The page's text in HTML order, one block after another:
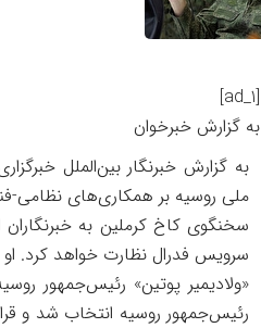
[ad_1]
به گزارش خبرخوان
به گزارش خبرنگار بین‌الملل
ملی روسیه بر همکاری‌های نظامی-
سخنگوی کاخ کرملین به
سرویس فدرال نظارت خواهد کرد.